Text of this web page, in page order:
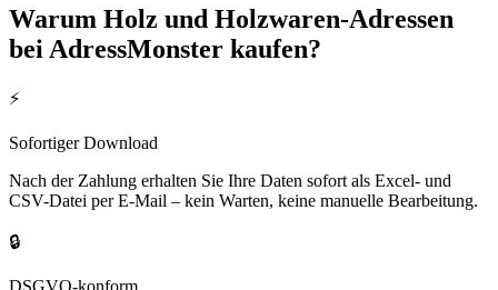
Warum Holz und Holzwaren-Adressen
bei AdressMonster kaufen?
⚡
Sofortiger Download
Nach der Zahlung erhalten Sie Ihre Daten sofort als Excel- und
CSV-Datei per E-Mail – kein Warten, keine manuelle Bearbeitung.
🔒